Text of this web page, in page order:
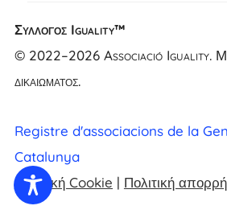
Σύλλογος Iguality™
© 2022–2026 Associació Iguality.
δικαιώματος.
Registre d'associacions de la
Catalunya
Πολιτική Cookie | Πολιτική